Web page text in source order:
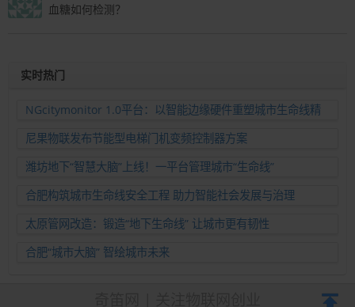
血糖如何检测？
实时热门
NGcitymonitor 1.0平台：以智能边缘硬件重塑城市生命线精
尼果物联发布节能型电梯门机变频控制器方案
潍坊地下“智慧大脑”上线！一平台管理城市“生命线”
合肥构筑城市生命线安全工程 助力智能社会发展与治理
太原管网改造：锻造“地下生命线” 让城市更有韧性
合肥“城市大脑” 智绘城市未来